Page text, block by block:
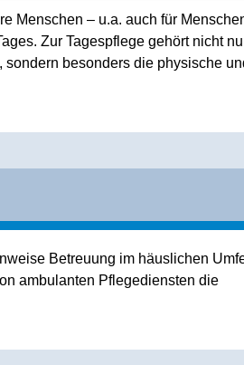
Menschen – u.a. auch für
Zur Tagespflege gehört nicht
besonders die physische
Betreuung im häuslichen
ambulanten Pflegediensten die